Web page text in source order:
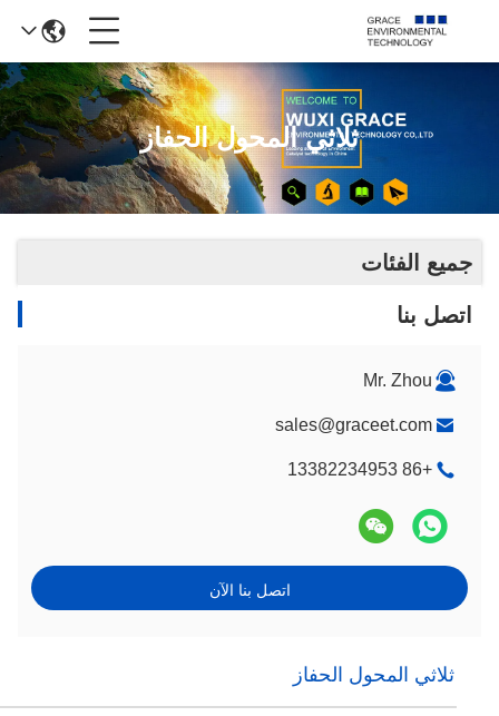
ثلاثي المحول الحفاز
جميع الفئات
اتصل بنا
Mr. Zhou
sales@graceet.com
+86 13382234953
اتصل بنا الآن
ثلاثي المحول الحفاز